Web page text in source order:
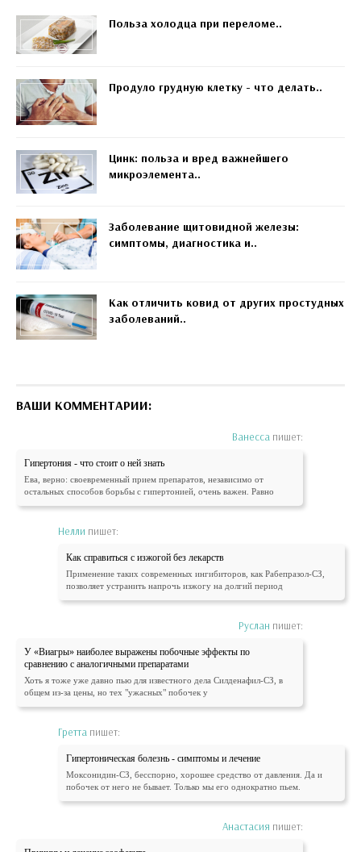
Польза холодца при переломе..
Продуло грудную клетку - что делать..
Цинк: польза и вред важнейшего
микроэлемента..
Заболевание щитовидной железы:
симптомы, диагностика и..
Как отличить ковид от других простудных
заболеваний..
ВАШИ КОММЕНТАРИИ:
Ванесса пишет:
Гипертония - что стоит о ней знать
Ева, верно: своевременный прием препаратов, независимо от
остальных способов борьбы с гипертонией, очень важен. Равно
Нелли пишет:
Как справиться с изжогой без лекарств
Применение таких современных ингибиторов, как Рабепразол-СЗ,
позволяет устранить напрочь изжогу на долгий период
Руслан пишет:
У «Виагры» наиболее выражены побочные эффекты по
сравнению с аналогичными препаратами
Хоть я тоже уже давно пью для известного дела Силденафил-СЗ, в
общем из-за цены, но тех "ужасных" побочек у
Гретта пишет:
Гипертоническая болезнь - симптомы и лечение
Моксонидин-СЗ, бесспорно, хорошее средство от давления. Да и
побочек от него не бывает. Только мы его однократно пьем.
Анастасия пишет: